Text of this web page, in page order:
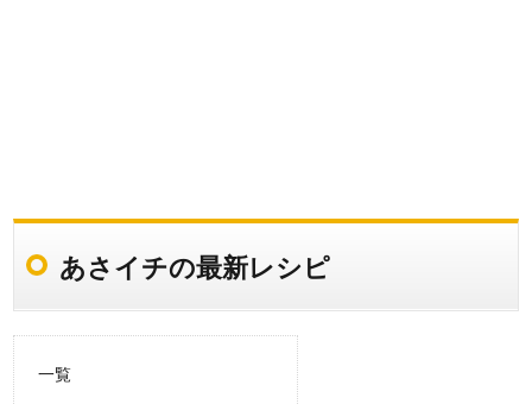
あさイチの最新レシピ
一覧